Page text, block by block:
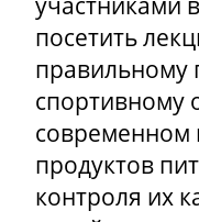
посетить
правильному
спортивному
современном
продуктов
контроля их